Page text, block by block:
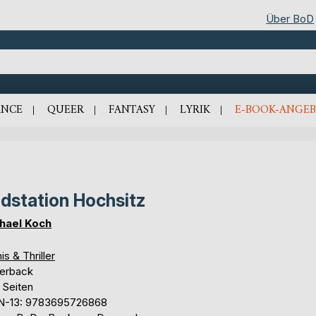
Über BoD
QUEER FANTASY LYRIK E-BOOK-
Hochsitz
Koch
& Thriller
13: 9783695726868